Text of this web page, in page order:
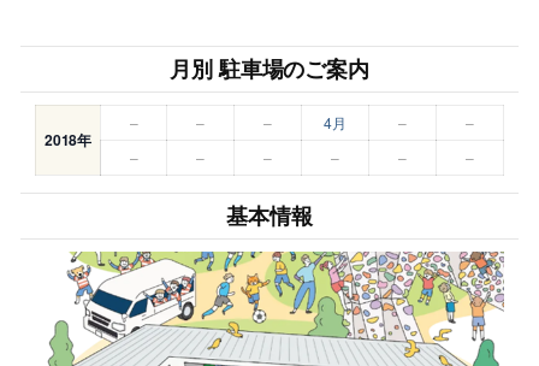
月別 駐車場のご案内
2018年
– – – 4月 –
–
–
– – – – –
基本情報